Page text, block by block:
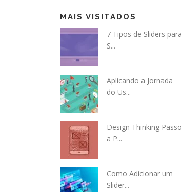
MAIS VISITADOS
7 Tipos de Sliders para
S...
Aplicando a Jornada
do Us...
Design Thinking Passo
a P...
Como Adicionar um
Slider...